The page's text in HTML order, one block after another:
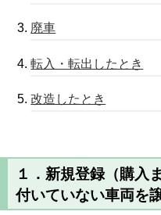
廃車
転入・転出したとき
改造したとき
１．新規登録（購入
付いていない車両を